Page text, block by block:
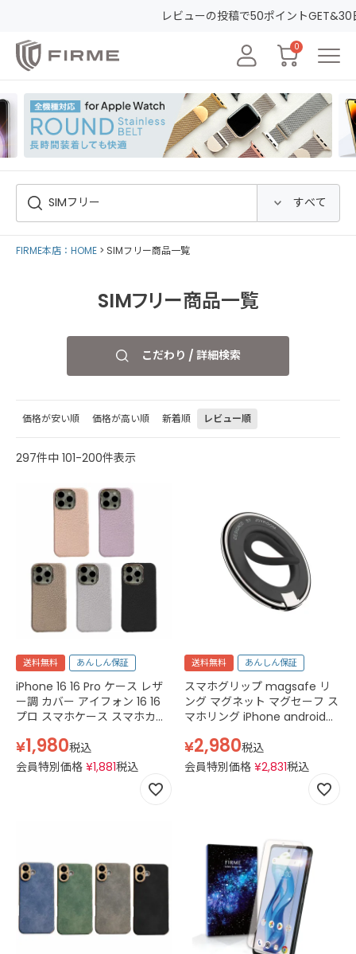
ビューの投稿で50ポイントGET&30日間安心保証！会員登録して初
0
FIRME本店：HOME SIMフリー商品一覧
SIMフリー商品一覧
こだわり / 詳細検索
価格が安い順 価格が高い順 新着順 レビュー順
297件中 101-200件表示
送料無料 あんしん保証
iPhone 16 16 Pro ケース レザ
ー調 カバー アイフォン 16 16
プロ スマホケース スマホカバ
ル モカブラウン ライトグレー
ブラック
¥1,980税込
会員特別価格 ¥1,881税込
送料無料 あんしん保証
スマホグリップ magsafe リ
ング マグネット マグセーフ ス
マホリング iPhone android
スマホアクセサリー
¥2,980税込
会員特別価格 ¥2,831税込